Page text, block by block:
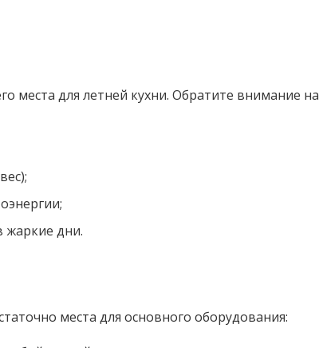
места для летней кухни. Обратите внимание на
жаркие дни.
места для основного оборудования: